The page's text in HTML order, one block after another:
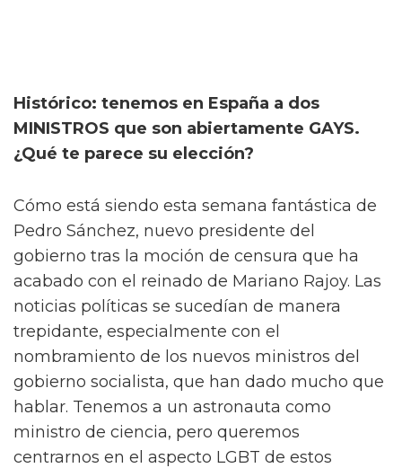
Histórico: tenemos en España a dos
MINISTROS que son abiertamente GAYS.
¿Qué te parece su elección?
Cómo está siendo esta semana fantástica de
Pedro Sánchez, nuevo presidente del
gobierno tras la moción de censura que ha
acabado con el reinado de Mariano Rajoy. Las
noticias políticas se sucedían de manera
trepidante, especialmente con el
nombramiento de los nuevos ministros del
gobierno socialista, que han dado mucho que
hablar. Tenemos a un astronauta como
ministro de ciencia, pero queremos
centrarnos en el aspecto LGBT de estos